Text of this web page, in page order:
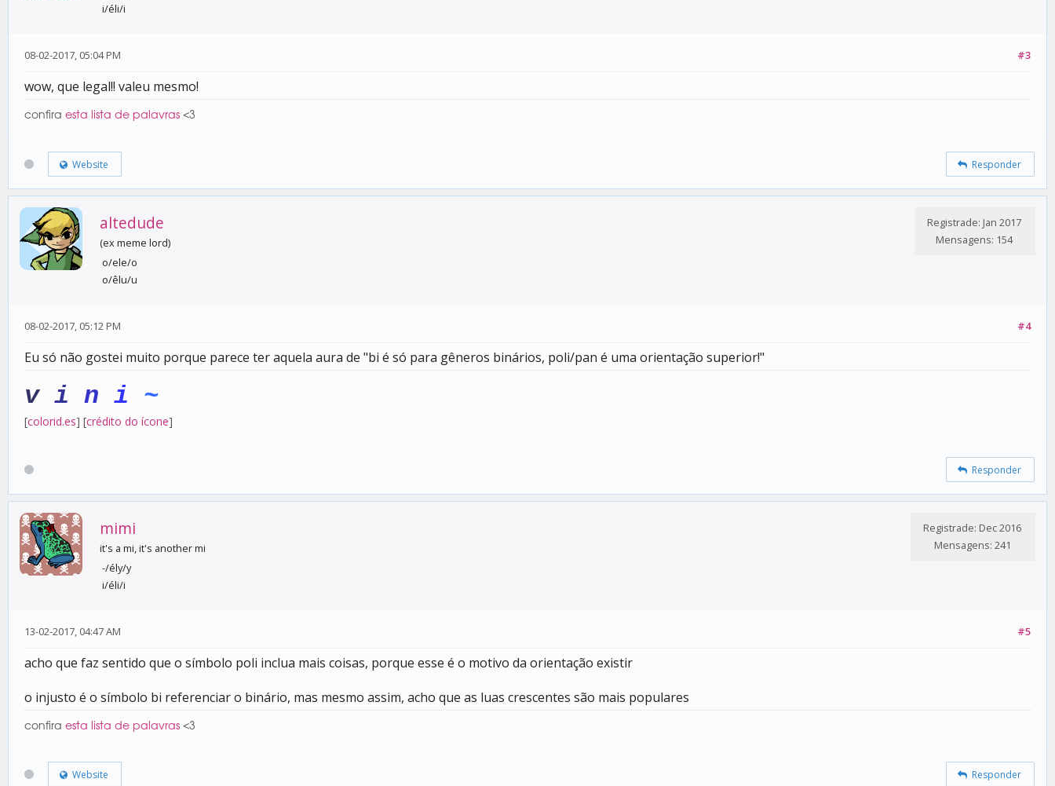
i/éli/i
#3
08-02-2017, 05:04 PM
wow, que legal!! valeu mesmo!
confira esta lista de palavras <3
Website Responder
altedude
(ex meme lord)
o/ele/o
o/êlu/u
Registrade: Jan 2017
Mensagens: 154
#4
08-02-2017, 05:12 PM
Eu só não gostei muito porque parece ter aquela aura de "bi é só para gêneros binários, poli/pan é uma orientação superior!"
v i n i ~
[colorid.es] [crédito do ícone]
Responder
mimi
it's a mi, it's another mi
-/ély/y
i/éli/i
Registrade: Dec 2016
Mensagens: 241
#5
13-02-2017, 04:47 AM
acho que faz sentido que o símbolo poli inclua mais coisas, porque esse é o motivo da orientação existir
o injusto é o símbolo bi referenciar o binário, mas mesmo assim, acho que as luas crescentes são mais populares
confira esta lista de palavras <3
Website Responder